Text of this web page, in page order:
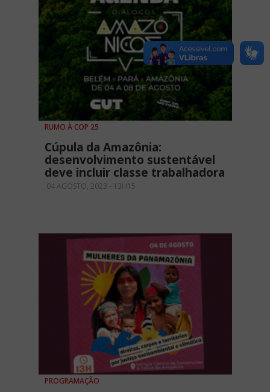
RUMO À COP 25
Cúpula da Amazônia:
desenvolvimento sustentável
deve incluir classe trabalhadora
04 AGOSTO, 2023 - 13H15
PROGRAMAÇÃO